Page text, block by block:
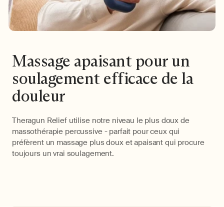
Massage apaisant pour un
soulagement efficace de la
douleur
Theragun Relief utilise notre niveau le plus doux de
massothérapie percussive - parfait pour ceux qui
préfèrent un massage plus doux et apaisant qui procure
toujours un vrai soulagement.